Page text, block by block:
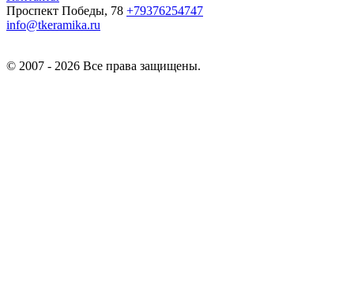
Проспект Победы, 78 +79376254747
info@tkeramika.ru
© 2007 - 2026 Все права защищены.